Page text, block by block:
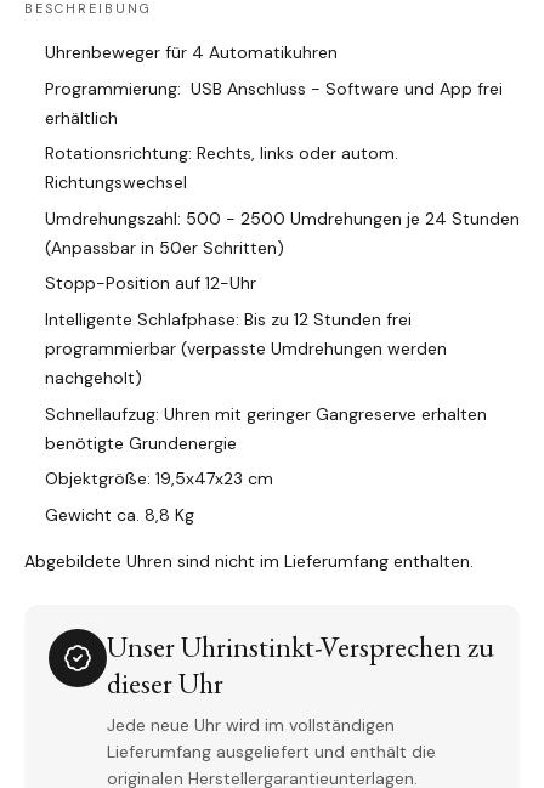
BESCHREIBUNG
Uhrenbeweger für 4 Automatikuhren
Programmierung: USB Anschluss - Software und App frei
erhältlich
Rotationsrichtung: Rechts, links oder autom.
Richtungswechsel
Umdrehungszahl: 500 - 2500 Umdrehungen je 24 Stunden
(Anpassbar in 50er Schritten)
Stopp-Position auf 12-Uhr
Intelligente Schlafphase: Bis zu 12 Stunden frei
programmierbar (verpasste Umdrehungen werden
nachgeholt)
Schnellaufzug: Uhren mit geringer Gangreserve erhalten
benötigte Grundenergie
Objektgröße: 19,5x47x23 cm
Gewicht ca. 8,8 Kg
Abgebildete Uhren sind nicht im Lieferumfang enthalten.
Unser Uhrinstinkt-Versprechen zu
dieser Uhr
Jede neue Uhr wird im vollständigen
Lieferumfang ausgeliefert und enthält die
originalen Herstellergarantieunterlagen.